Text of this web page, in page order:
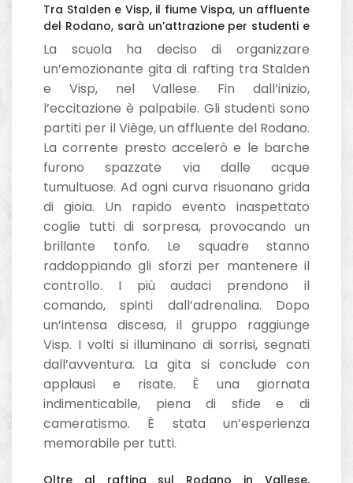
Tra Stalden e Visp, il fiume Vispa, un affluente
del Rodano, sarà un’attrazione per studenti e
insegnanti.
La scuola ha deciso di organizzare
un’emozionante gita di rafting tra Stalden
e Visp, nel Vallese. Fin dall’inizio,
l’eccitazione è palpabile. Gli studenti sono
partiti per il Viège, un affluente del Rodano.
La corrente presto accelerò e le barche
furono spazzate via dalle acque
tumultuose. Ad ogni curva risuonano grida
di gioia. Un rapido evento inaspettato
coglie tutti di sorpresa, provocando un
brillante tonfo. Le squadre stanno
raddoppiando gli sforzi per mantenere il
controllo. I più audaci prendono il
comando, spinti dall’adrenalina. Dopo
un’intensa discesa, il gruppo raggiunge
Visp. I volti si illuminano di sorrisi, segnati
dall’avventura. La gita si conclude con
applausi e risate. È una giornata
indimenticabile, piena di sfide e di
cameratismo. È stata un’esperienza
memorabile per tutti.